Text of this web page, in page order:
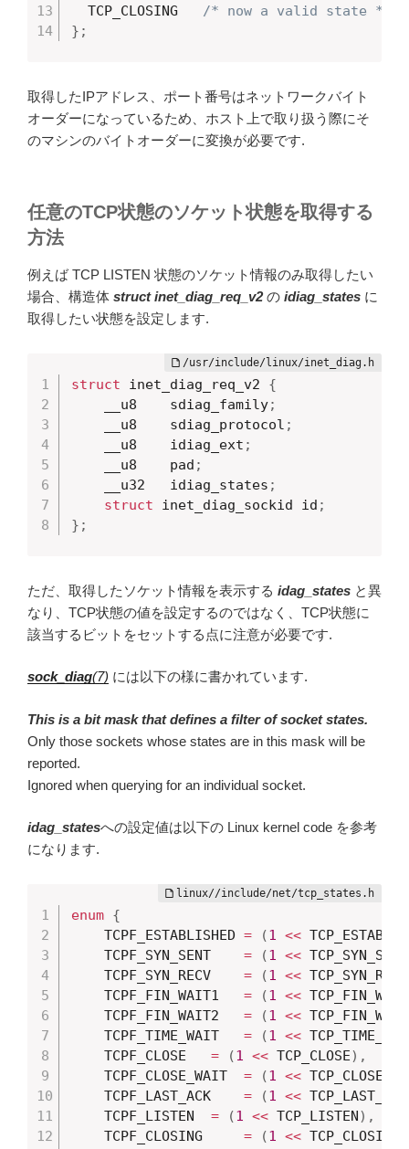
  TCP_CLOSING
/* now a valid state */
} ;
取得したIPアドレス、ポート番号はネットワークバイト
オーダーになっているため、ホスト上で取り扱う際にそ
のマシンのバイトオーダーに変換が必要です.
任意のTCP状態のソケット状態を取得する
方法
例えば TCP LISTEN 状態のソケット情報のみ取得したい
場合、構造体 struct inet_diag_req_v2の idiag_states に
取得したい状態を設定します.
struct inet_diag_req_v2 {
	__u8	sdiag_family
;
	__u8	sdiag_protocol
;
	__u8	idiag_ext
;
	__u8	pad
;
	__u32	idiag_states
;
struct inet_diag_sockid id ;
} ;
ただ、取得したソケット情報を表示する idag_states と異
なり、TCP状態の値を設定するのではなく、TCP状態に
該当するビットをセットする点に注意が必要です.
sock_diag(7) には以下の様に書かれています.
This is a bit mask that defines a filter of socket states.
Only those sockets whose states are in this mask will be
reported.
Ignored when querying for an individual socket.
idag_statesへの設定値は以下の Linux kernel code を参考
になります.
enum {
	TCPF_ESTABLISHED
= (1 <<
= (1 << TCP_SYN_SENT
= (1 << TCP_SYN_RECV
= (1 <<
= (1 <<
= (1 <<
= (1 << TCP_CLOSE) ,
= (1 <<
= (1 << TCP_LAST_ACK
= (1 << TCP_LISTEN) ,
= (1 << TCP_CLOSING